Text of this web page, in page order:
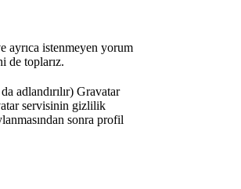
ayrıca istenmeyen yorum
de toplarız.
adlandırılır) Gravatar
servisinin gizlilik
sonra profil